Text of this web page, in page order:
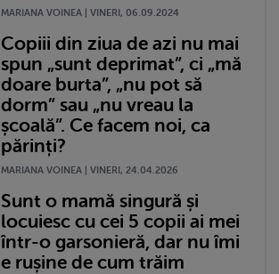
MARIANA VOINEA | VINERI, 06.09.2024
Copiii din ziua de azi nu mai
spun „sunt deprimat”, ci „mă
doare burta”, „nu pot să
dorm” sau „nu vreau la
școală”. Ce facem noi, ca
părinți?
MARIANA VOINEA | VINERI, 24.04.2026
Sunt o mamă singură și
locuiesc cu cei 5 copii ai mei
într-o garsonieră, dar nu îmi
e rușine de cum trăim